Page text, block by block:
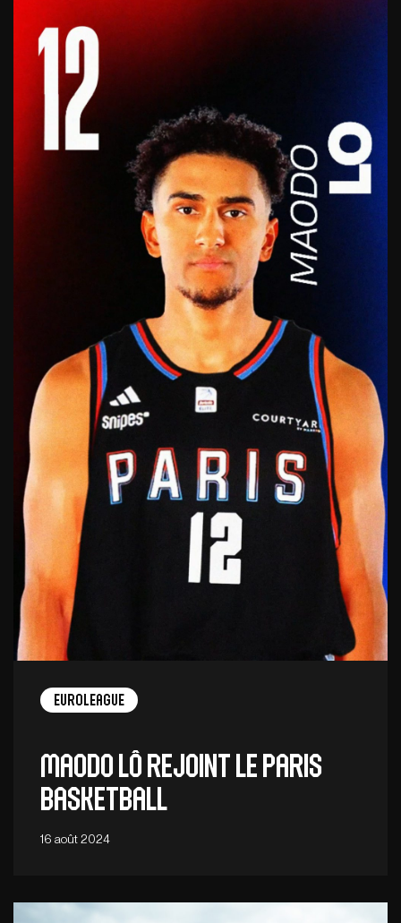
EuroLeague
Maodo Lô rejoint le Paris
Basketball
16 août 2024